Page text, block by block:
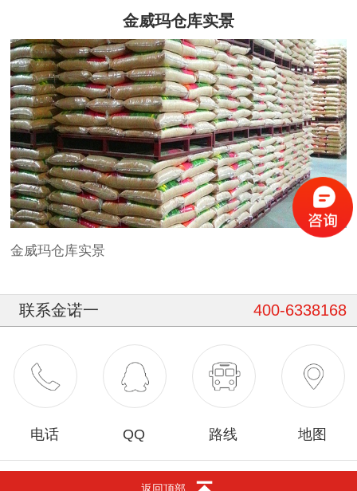
金威玛仓库实景
金威玛仓库实景
联系金诺一 400-6338168
电话 QQ 路线 地图